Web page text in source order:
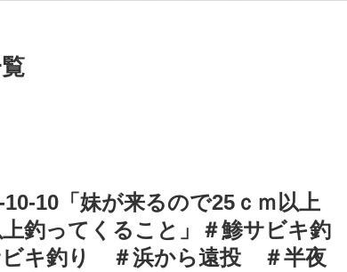
10「妹が来るので25ｃｍ以上
釣ってくること」＃鯵サビキ釣
キ釣り ＃浜から遠投 ＃半夜